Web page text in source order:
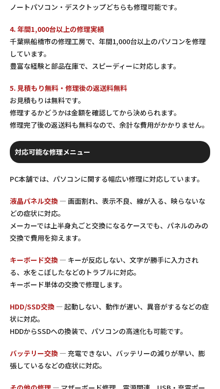
ノートパソコン・デスクトップどちらも修理可能です。
4. 年間1,000台以上の修理実績
千葉県船橋市の修理工房で、年間1,000台以上のパソコンを修理
しています。
豊富な経験と部品在庫で、スピーディーに対応します。
5. 見積もり無料・修理後の返送料無料
お見積もりは無料です。
修理するかどうかは金額を確認してから決められます。
修理完了後の返送料も無料なので、余計な費用がかかりません。
対応可能な修理メニュー
PC本舗では、パソコンに関する幅広い修理に対応しています。
液晶パネル交換 — 画面割れ、表示不良、線が入る、映らないな
どの症状に対応。
メーカーでは上半身丸ごと交換になるケースでも、パネルのみの
交換で費用を抑えます。
キーボード交換 — キーが反応しない、文字が勝手に入力され
る、水をこぼしたなどのトラブルに対応。
キーボード単体の交換で修理します。
HDD/SSD交換 — 起動しない、動作が遅い、異音がするなどの症
状に対応。
HDDからSSDへの換装で、パソコンの高速化も可能です。
バッテリー交換 — 充電できない、バッテリーの減りが早い、膨
張しているなどの症状に対応。